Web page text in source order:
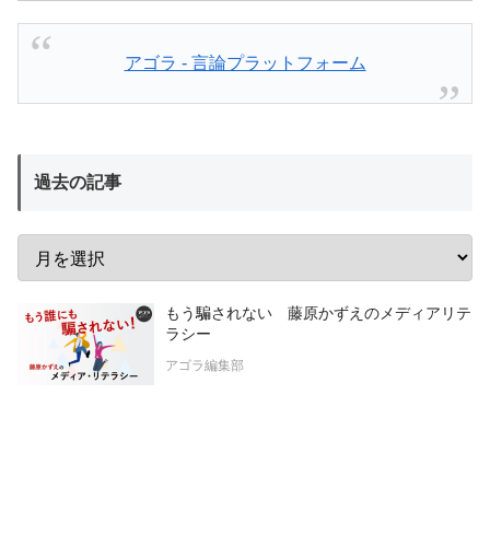
アゴラ - 言論プラットフォーム
過去の記事
もう騙されない 藤原かずえのメディアリテ
ラシー
アゴラ編集部